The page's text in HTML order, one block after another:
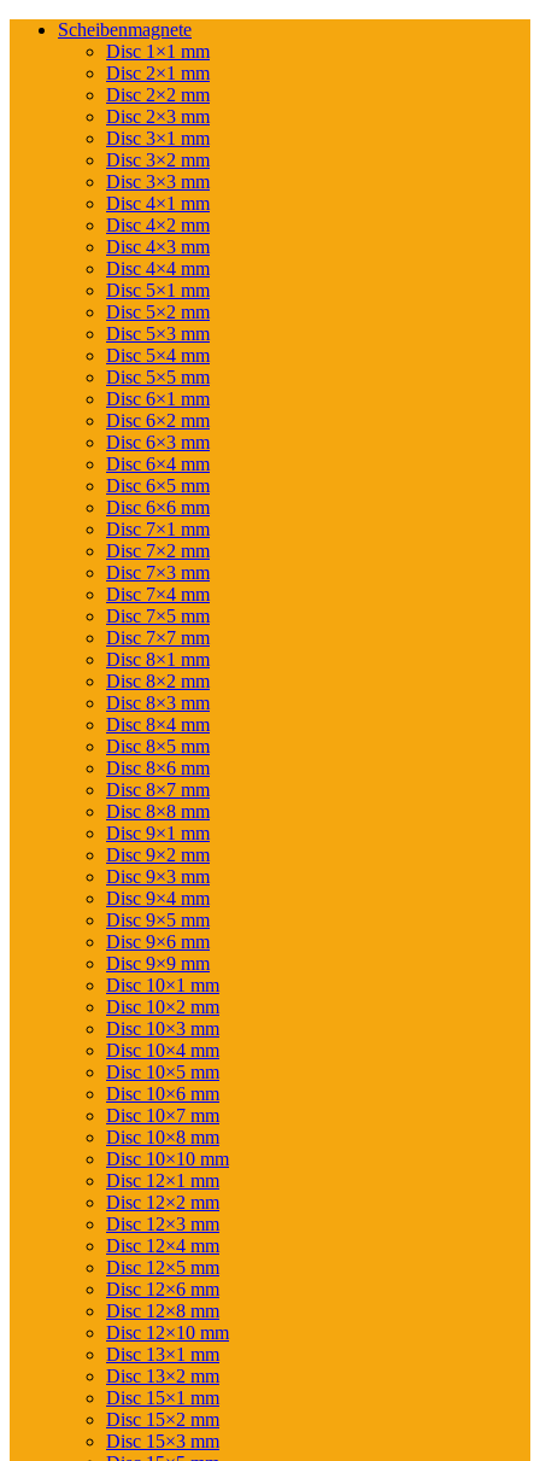
Scheibenmagnete
Disc 1×1 mm
Disc 2×1 mm
Disc 2×2 mm
Disc 2×3 mm
Disc 3×1 mm
Disc 3×2 mm
Disc 3×3 mm
Disc 4×1 mm
Disc 4×2 mm
Disc 4×3 mm
Disc 4×4 mm
Disc 5×1 mm
Disc 5×2 mm
Disc 5×3 mm
Disc 5×4 mm
Disc 5×5 mm
Disc 6×1 mm
Disc 6×2 mm
Disc 6×3 mm
Disc 6×4 mm
Disc 6×5 mm
Disc 6×6 mm
Disc 7×1 mm
Disc 7×2 mm
Disc 7×3 mm
Disc 7×4 mm
Disc 7×5 mm
Disc 7×7 mm
Disc 8×1 mm
Disc 8×2 mm
Disc 8×3 mm
Disc 8×4 mm
Disc 8×5 mm
Disc 8×6 mm
Disc 8×7 mm
Disc 8×8 mm
Disc 9×1 mm
Disc 9×2 mm
Disc 9×3 mm
Disc 9×4 mm
Disc 9×5 mm
Disc 9×6 mm
Disc 9×9 mm
Disc 10×1 mm
Disc 10×2 mm
Disc 10×3 mm
Disc 10×4 mm
Disc 10×5 mm
Disc 10×6 mm
Disc 10×7 mm
Disc 10×8 mm
Disc 10×10 mm
Disc 12×1 mm
Disc 12×2 mm
Disc 12×3 mm
Disc 12×4 mm
Disc 12×5 mm
Disc 12×6 mm
Disc 12×8 mm
Disc 12×10 mm
Disc 13×1 mm
Disc 13×2 mm
Disc 15×1 mm
Disc 15×2 mm
Disc 15×3 mm